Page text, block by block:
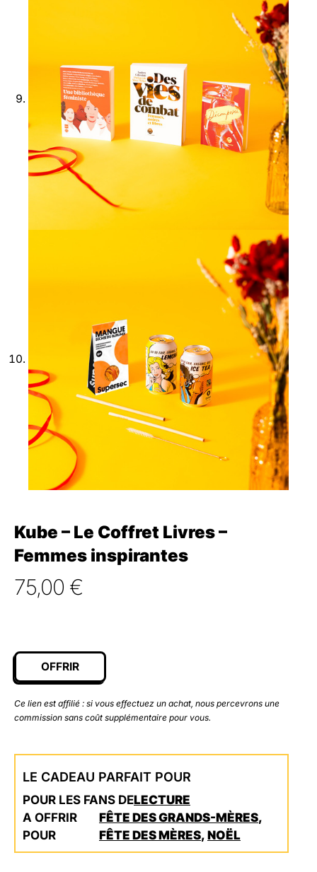
Kube – Le Coffret Livres –
Femmes inspirantes
75,00 €
OFFRIR
Ce lien est affilié : si vous effectuez un achat, nous percevrons une
commission sans coût supplémentaire pour vous.
LE CADEAU PARFAIT POUR
POUR LES FANS DELECTURE
A OFFRIR
POUR
FÊTE DES GRANDS-MÈRES,
FÊTE DES MÈRES, NOËL